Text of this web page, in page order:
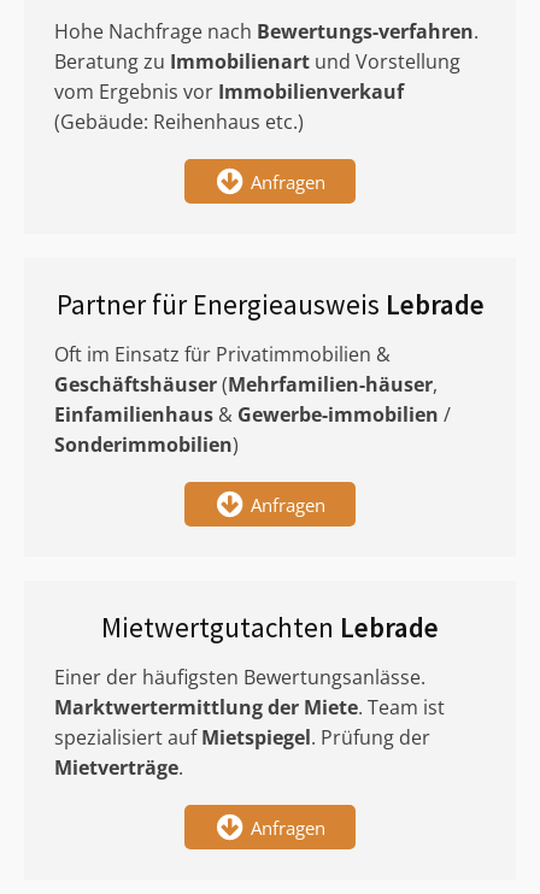
Hohe Nachfrage nach Bewertungs-verfahren.
Beratung zu Immobilienart und Vorstellung
vom Ergebnis vor Immobilienverkauf
(Gebäude: Reihenhaus etc.)
Anfragen
Partner für Energieausweis Lebrade
Oft im Einsatz für Privatimmobilien &
Geschäftshäuser(Mehrfamilien-häuser,
Einfamilienhaus & Gewerbe-immobilien /
Sonderimmobilien)
Anfragen
Mietwertgutachten Lebrade
Einer der häufigsten Bewertungsanlässe.
Marktwertermittlungder Miete. Team ist
spezialisiert aufMietspiegel. Prüfung der
Mietverträge.
Anfragen